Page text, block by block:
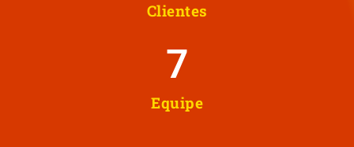
Clientes
Equipe
8